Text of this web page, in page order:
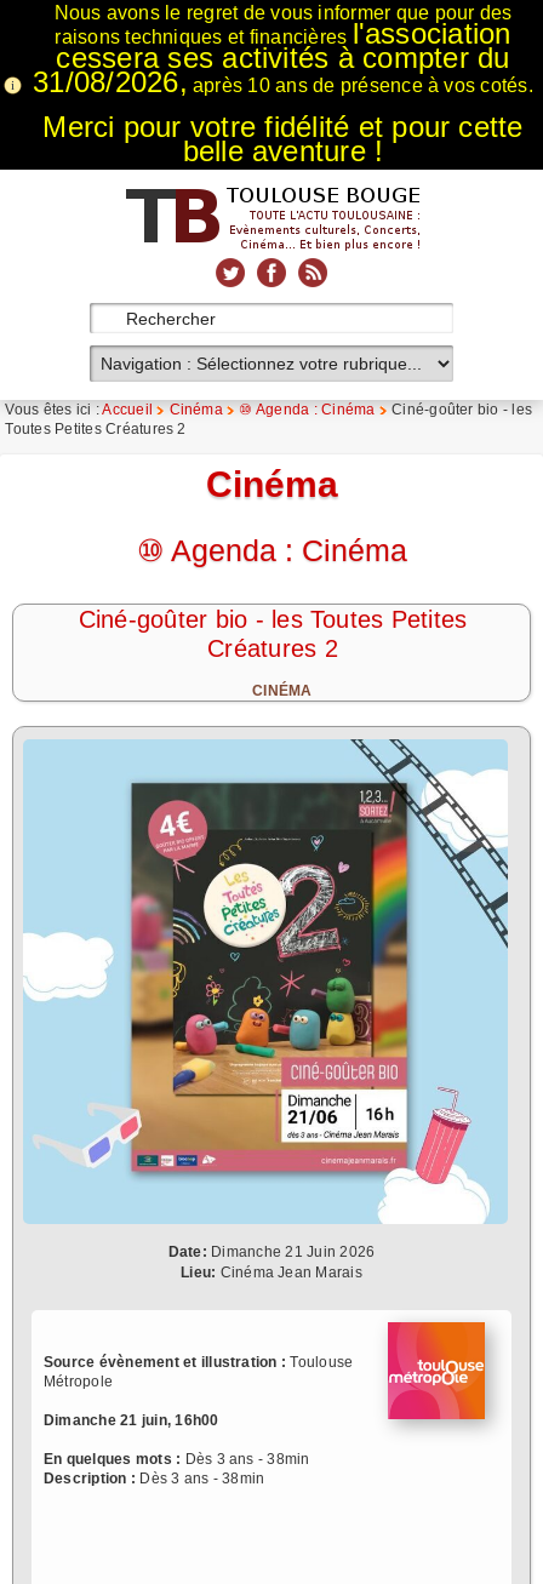
Nous avons le regret de vous informer que pour des
raisons techniques et financières l'association
cessera ses activités à compter du
31/08/2026, après 10 ans de présence à vos cotés.
Merci pour votre fidélité et pour cette
belle aventure !
Vous êtes ici :Accueil Cinéma ⑩ Agenda : Cinéma
Ciné-goûter bio - les
Toutes Petites Créatures 2
Cinéma
⑩ Agenda : Cinéma
Ciné-goûter bio - les Toutes Petites
Créatures 2
CINÉMA
Date: Dimanche 21 Juin 2026
Lieu: Cinéma Jean Marais
Source évènement et illustration : Toulouse
Métropole
Dimanche 21 juin, 16h00
En quelques mots : Dès 3 ans - 38min
Description : Dès 3 ans - 38min